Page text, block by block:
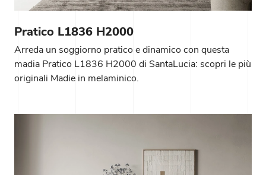
Pratico L1836 H2000
Arreda un soggiorno pratico e dinamico con questa
madia Pratico L1836 H2000 di SantaLucia: scopri le più
originali Madie in melaminico.